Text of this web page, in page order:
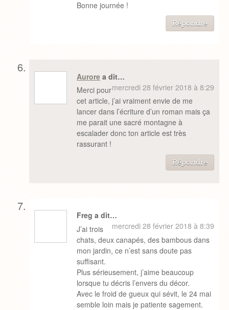
Bonne journée !
Répondre
Aurorea dit…
mercredi 28 février 2018 à 8:29
Merci pour
cet article, j’ai vraiment envie de me
lancer dans l’écriture d’un roman mais ça
me parait une sacré montagne à
escalader donc ton article est très
rassurant !
Répondre
Freg a dit…
mercredi 28 février 2018 à 8:39
J’ai trois
chats, deux canapés, des bambous dans
mon jardin, ce n’est sans doute pas
suffisant.
Plus sérieusement, j’aime beaucoup
lorsque tu décris l’envers du décor.
Avec le froid de gueux qui sévit, le 24 mai
semble loin mais je patiente sagement.